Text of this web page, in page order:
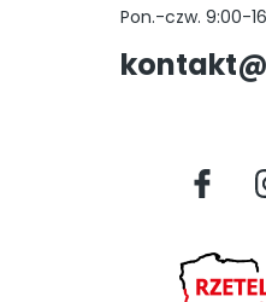
Pon.-czw. 9:00-